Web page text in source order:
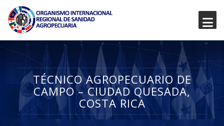
TÉCNICO AGROPECUARIO DE
CAMPO – CIUDAD QUESADA,
COSTA RICA